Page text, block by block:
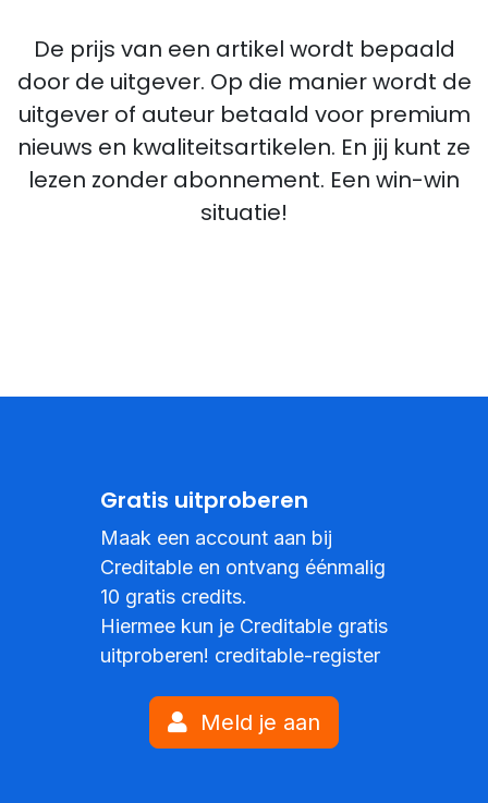
De prijs van een artikel wordt bepaald
door de uitgever. Op die manier wordt de
uitgever of auteur betaald voor premium
nieuws en kwaliteitsartikelen. En jij kunt ze
lezen zonder abonnement. Een win-win
situatie!
Gratis uitproberen
Maak een account aan bij
Creditable en ontvang éénmalig
10 gratis credits.
Hiermee kun je Creditable gratis
uitproberen! creditable-register
Meld je aan